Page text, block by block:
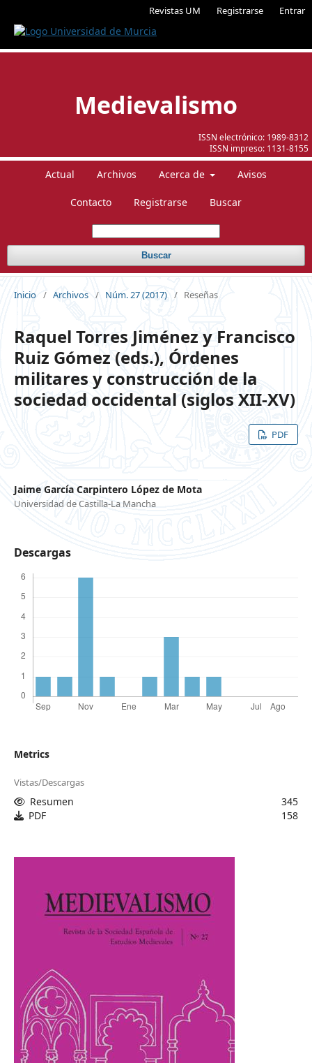
Revistas UM Registrarse Entrar
ISSN electrónico: 1989-8312
ISSN impreso: 1131-8155
Medievalismo
Actual Archivos Acerca de Avisos
Contacto Registrarse Buscar
Buscar
Inicio / Archivos / Núm. 27 (2017) / Reseñas
Raquel Torres Jiménez y Francisco
Ruiz Gómez (eds.), Órdenes
militares y construcción de la
sociedad occidental (siglos XII-XV)
PDF
Jaime García Carpintero López de Mota
Universidad de Castilla-La Mancha
Descargas
Metrics
Vistas/Descargas
Resumen
345
PDF
158